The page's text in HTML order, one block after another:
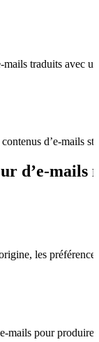
traduits avec
d’e-mails
d’e-mails
les
pour